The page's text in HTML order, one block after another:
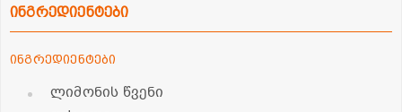
ინგრედიენტები
ინგრედიენტები
ლიმონის წვენი